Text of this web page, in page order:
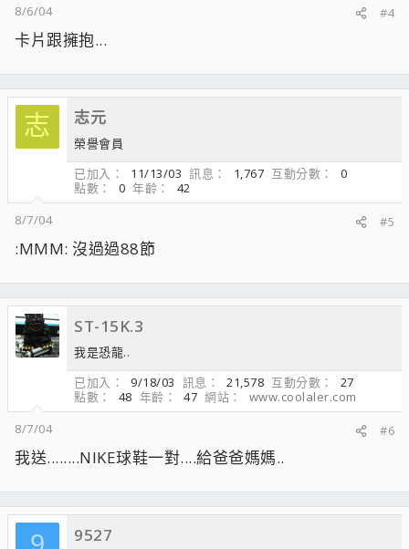
8/6/04
#4
卡片跟擁抱...
志 志元
榮譽會員
已加入
11/13/03 訊息 1,767 互動分數
0
點數
0 年齡
42
8/7/04
#5
:MMM: 沒過過88節
ST-15K.3
我是恐龍..
已加入
9/18/03 訊息 21,578 互動分數
27
點數
48 年齡 47 網站
www.coolaler.com
8/7/04
#6
我送........NIKE球鞋一對....給爸爸媽媽..
9527